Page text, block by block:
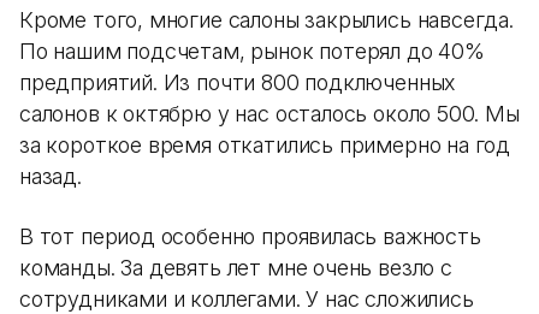
Кроме того, многие салоны закрылись навсегда.
По нашим подсчетам, рынок потерял до 40%
предприятий. Из почти 800 подключенных
салонов к октябрю у нас осталось около 500. Мы
за короткое время откатились примерно на год
назад.
В тот период особенно проявилась важность
команды. За девять лет мне очень везло с
сотрудниками и коллегами. У нас сложились